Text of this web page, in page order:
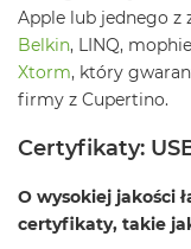
B
R
A
M
a
B
o
Apple lub jednego z
Belkin, LINQ,
Xtorm, który
firmy z Cupertino.
Certyfikaty:
O wysokiej jakości
certyfikaty, takie